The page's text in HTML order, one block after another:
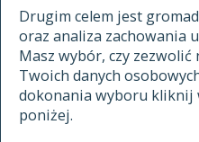
Drugim celem jest
oraz analiza zachowania
Masz wybór, czy
Twoich danych
dokonania wyboru kliknij
poniżej.
materiały archiwalne
cytowanie
kontakt